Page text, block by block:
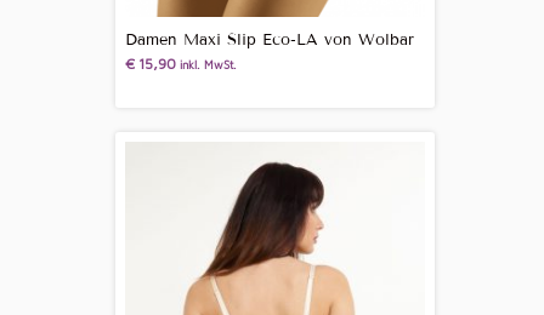
Damen Maxi Slip Eco-LA von Wolbar
€15,90 inkl. MwSt.